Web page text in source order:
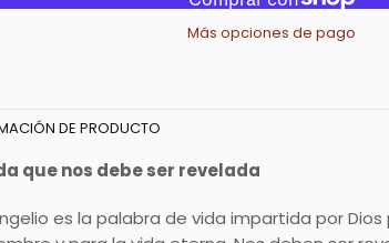
Más opciones de pago
DE PRODUCTO
que nos debe ser revelada
es la palabra de vida impartida por